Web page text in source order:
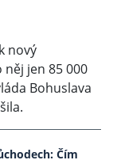
nový
jen 85 000
Bohuslava
Čím